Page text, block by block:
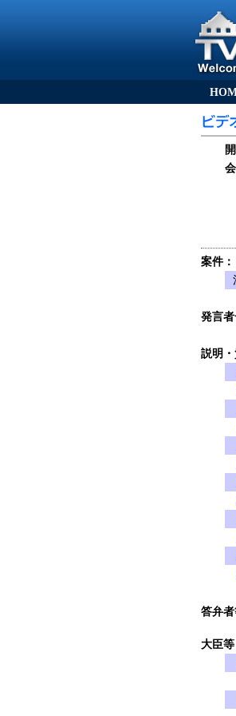
案件：
発言
説明
答弁
大臣等